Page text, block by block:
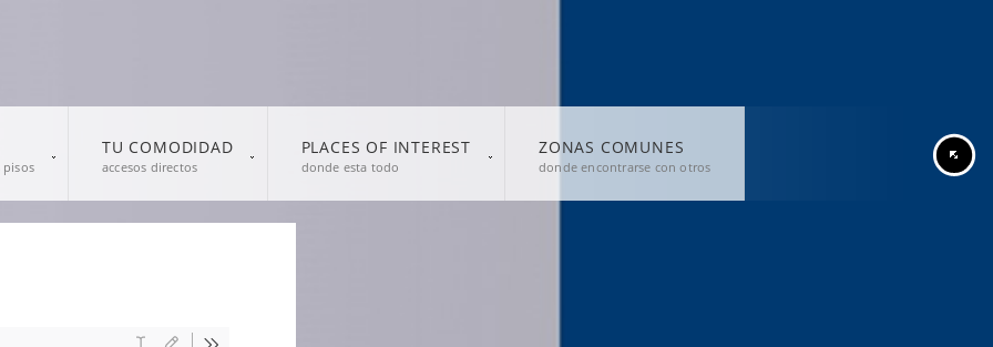
pisos
TU COMODIDAD
accesos directos
PLACES OF INTEREST
donde esta todo
ZONAS COMUNES
donde encontrarse con otros